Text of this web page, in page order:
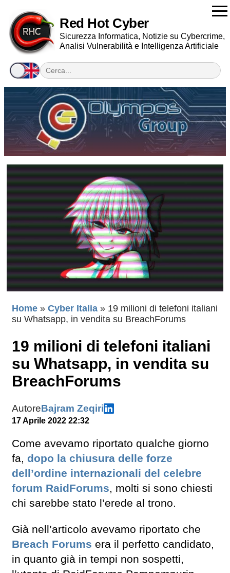
Red Hot Cyber
Sicurezza Informatica, Notizie su Cybercrime,
Analisi Vulnerabilità e Intelligenza Artificiale
Home » Cyber Italia » 19 milioni di telefoni italiani
su Whatsapp, in vendita su BreachForums
19 milioni di telefoni italiani
su Whatsapp, in vendita su
BreachForums
AutoreBajram Zeqiri
17 Aprile 2022 22:32
Come avevamo riportato qualche giorno
fa, dopo la chiusura delle forze
dell’ordine internazionali del celebre
forum RaidForums, molti si sono chiesti
chi sarebbe stato l’erede al trono.
Già nell’articolo avevamo riportato che
Breach Forums era il perfetto candidato,
in quanto già in tempi non sospetti,